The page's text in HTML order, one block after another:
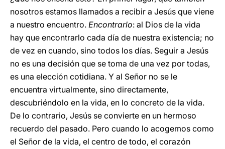
nosotros estamos llamados a recibir a Jesús que viene
a nuestro encuentro. Encontrarlo: al Dios de la vida
hay que encontrarlo cada día de nuestra existencia; no
de vez en cuando, sino todos los días. Seguir a Jesús
no es una decisión que se toma de una vez por todas,
es una elección cotidiana. Y al Señor no se le
encuentra virtualmente, sino directamente,
descubriéndolo en la vida, en lo concreto de la vida.
De lo contrario, Jesús se convierte en un hermoso
recuerdo del pasado. Pero cuando lo acogemos como
el Señor de la vida, el centro de todo, el corazón